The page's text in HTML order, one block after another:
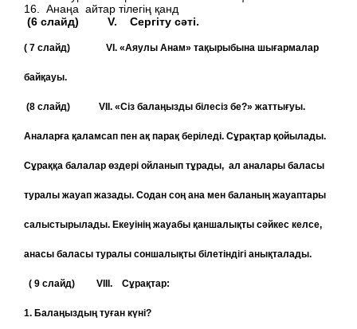
16. Анаңа айтар тілегің қанд
(6 слайд) V. Сергіту сәті.
( 7 слайд) VI. «Аяулы Анам» тақырыбына шығармалар
байқауы.
(8 слайд) VII. «Сіз балаңызды білесіз бе?» жаттығуы.
Аналарға қаламсап пен ақ парақ беріледі. Сұрақтар қойылады.
Сұраққа балалар өздері ойланып тұрады, ал аналары баласы
туралы жауап жазады. Содан соң ана мен баланың жауаптары
салыстырылады. Екеуінің жауабы қаншалықты сәйкес келсе,
анасы баласы туралы соншалықты білетіндігі анықталады.
( 9 слайд) VIII. Сұрақтар:
1. Балаңыздың туған күні?